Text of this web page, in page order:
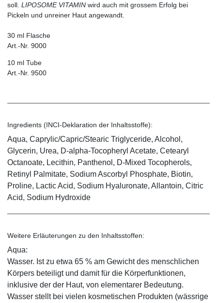
soll. LIPOSOME VITAMIN wird auch mit grossem Erfolg bei
Pickeln und unreiner Haut angewandt.
30 ml Flasche
Art.-Nr. 9000
10 ml Tube
Art.-Nr. 9500
Ingredients (INCI-Deklaration der Inhaltsstoffe):
Aqua, Caprylic/Capric/Stearic Triglyceride, Alcohol,
Glycerin, Urea, D-alpha-Tocopheryl Acetate, Cetearyl
Octanoate, Lecithin, Panthenol, D-Mixed Tocopherols,
Retinyl Palmitate, Sodium Ascorbyl Phosphate, Biotin,
Proline, Lactic Acid, Sodium Hyaluronate, Allantoin, Citric
Acid, Sodium Hydroxide
Weitere Erläuterungen zu den Inhaltsstoffen:
Aqua:
Wasser. Ist zu etwa 65 % am Gewicht des menschlichen
Körpers beteiligt und damit für die Körperfunktionen,
inklusive der der Haut, von elementarer Bedeutung.
Wasser stellt bei vielen kosmetischen Produkten (wässrige